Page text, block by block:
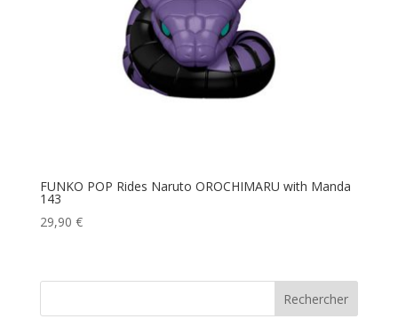
FUNKO POP Rides Naruto OROCHIMARU with Manda
143
29,90 €